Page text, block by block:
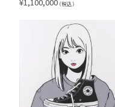
（税込）